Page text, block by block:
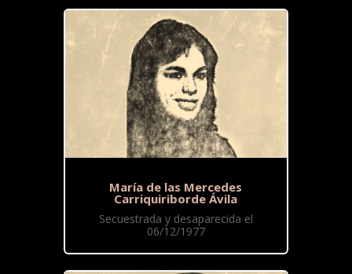
María de las Mercedes
Carriquiriborde Ávila
Secuestrada y desaparecida el
06/12/1977